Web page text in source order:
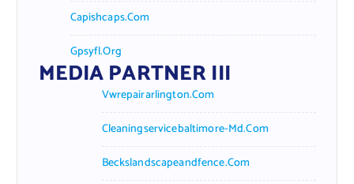
Capishcaps.com
Gpsyfl.org
MEDIA PARTNER III
Vwrepairarlington.com
Cleaningservicebaltimore-Md.com
Beckslandscapeandfence.com